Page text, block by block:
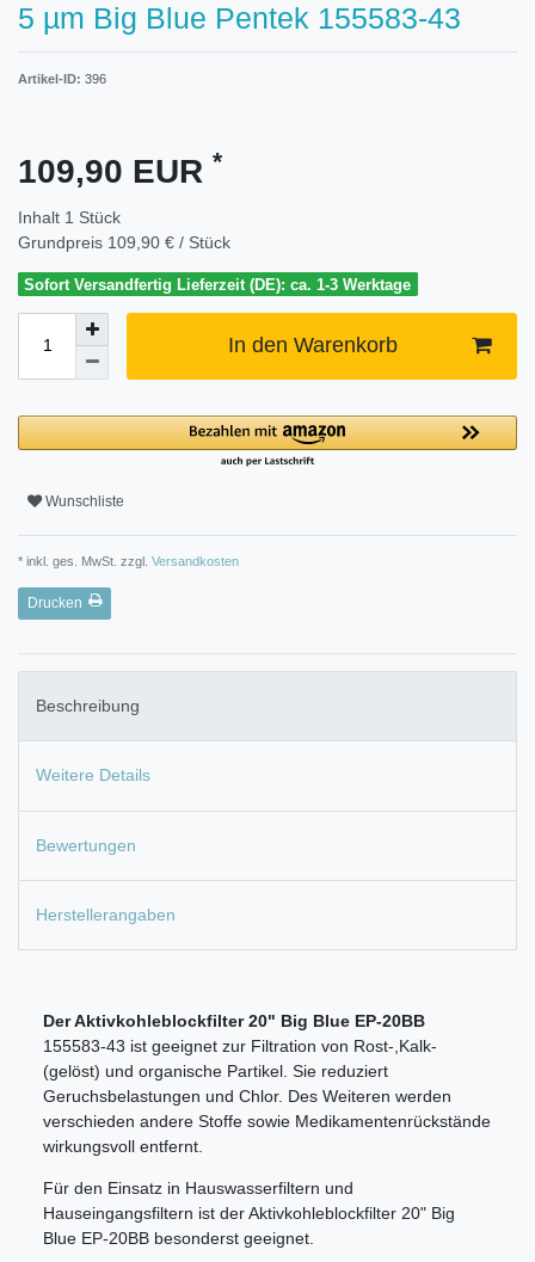
5 µm Big Blue Pentek 155583-43
Artikel-ID: 396
109,90 EUR *
Inhalt 1 Stück
Grundpreis 109,90 € / Stück
Sofort Versandfertig Lieferzeit (DE): ca. 1-3 Werktage
In den Warenkorb
Wunschliste
* inkl. ges. MwSt. zzgl. Versandkosten
Drucken
Beschreibung
Weitere Details
Bewertungen
Herstellerangaben
Der Aktivkohleblockfilter 20" Big Blue EP-20BB
155583-43 ist geeignet zur Filtration von Rost-,Kalk-
(gelöst) und organische Partikel. Sie reduziert
Geruchsbelastungen und Chlor. Des Weiteren werden
verschieden andere Stoffe sowie Medikamentenrückstände
wirkungsvoll entfernt.
Für den Einsatz in Hauswasserfiltern und
Hauseingangsfiltern ist der Aktivkohleblockfilter 20" Big
Blue EP-20BB besonderst geeignet.